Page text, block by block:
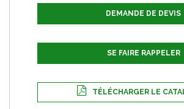
DEMANDE DE DEVIS
SE FAIRE RAPPELER
TÉLÉCHARGER LE